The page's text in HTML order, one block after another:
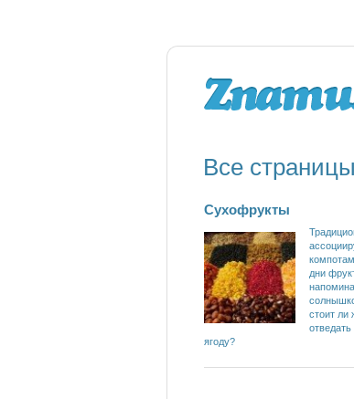
Все
Сухофрукты
дни
стоит ли
ягоду?